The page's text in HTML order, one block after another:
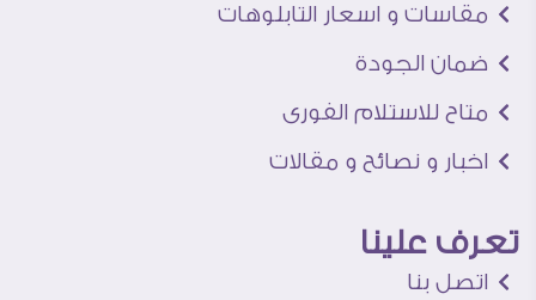
مقاسات و اسعار التابلوهات
ضمان الجودة
متاح للاستلام الفورى
اخبار و نصائح و مقالات
تعرف علينا
اتصل بنا